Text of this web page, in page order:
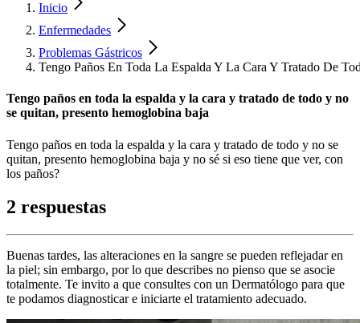
Inicio
Enfermedades
Problemas Gástricos
Tengo Paños En Toda La Espalda Y La Cara Y Tratado De
Tengo paños en toda la espalda y la cara y tratado de todo y no
se quitan, presento hemoglobina baja
Tengo paños en toda la espalda y la cara y tratado de todo y no se
quitan, presento hemoglobina baja y no sé si eso tiene que ver, con
los paños?
2 respuestas
Buenas tardes, las alteraciones en la sangre se pueden reflejadar en
la piel; sin embargo, por lo que describes no pienso que se asocie
totalmente. Te invito a que consultes con un Dermatólogo para que
te podamos diagnosticar e iniciarte el tratamiento adecuado.